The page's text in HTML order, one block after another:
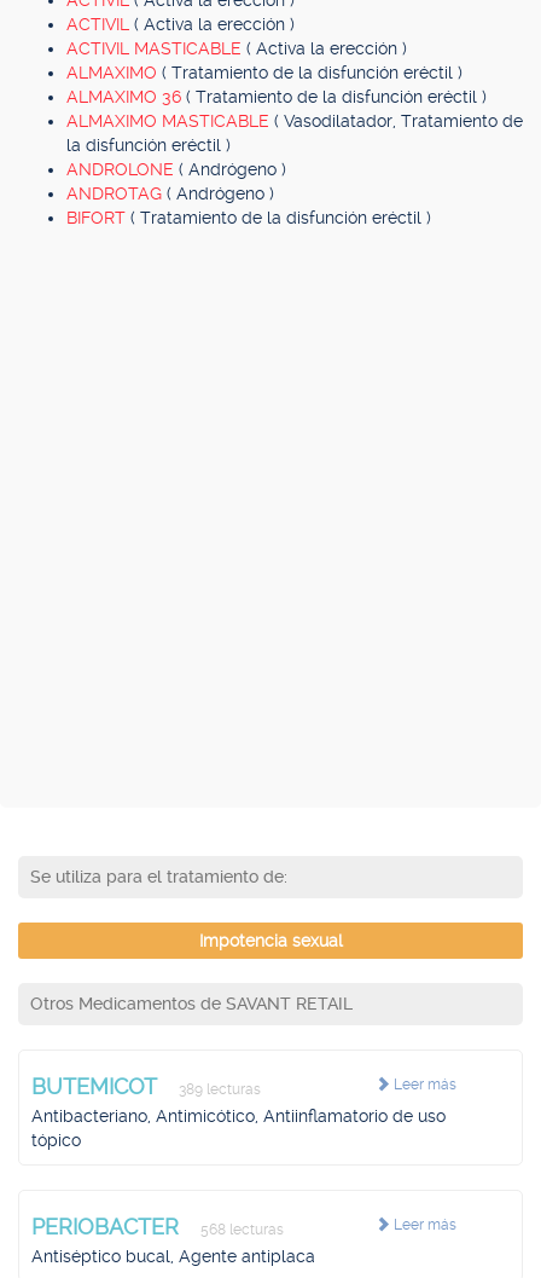
ACTIVIL ( Activa la erección )
ACTIVIL MASTICABLE ( Activa la erección )
ALMAXIMO ( Tratamiento de la disfunción eréctil )
ALMAXIMO 36 ( Tratamiento de la disfunción eréctil )
ALMAXIMO MASTICABLE ( Vasodilatador, Tratamiento de
la disfunción eréctil )
ANDROLONE ( Andrógeno )
ANDROTAG ( Andrógeno )
BIFORT ( Tratamiento de la disfunción eréctil )
Se utiliza para el tratamiento de:
Impotencia sexual
Otros Medicamentos de SAVANT RETAIL
Leer más
BUTEMICOT 389 lecturas
Antibacteriano, Antimicótico, Antiinflamatorio de uso
tópico
Leer más
PERIOBACTER 568 lecturas
Antiséptico bucal, Agente antiplaca